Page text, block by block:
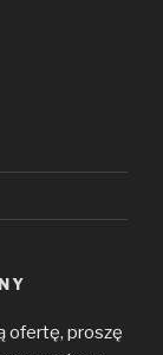
ofertę, proszę